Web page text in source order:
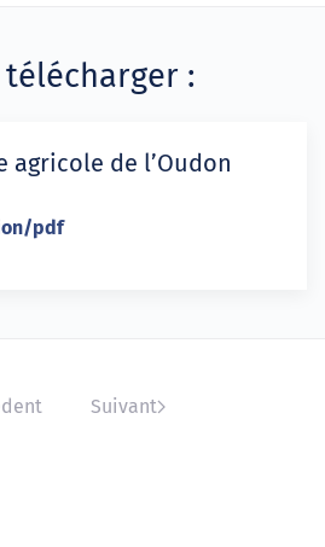
:
agricole de l’Oudon
pdf
Suivant